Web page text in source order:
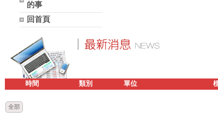
的事
回首頁
時間 類別 單位
全部